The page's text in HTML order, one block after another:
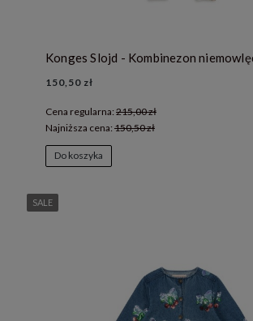
150,50 zł
Cena regularna: 215,00 zł
Najniższa cena: 150,50 zł
Do koszyka
SALE